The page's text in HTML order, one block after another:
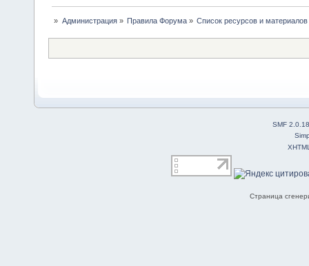
» Администрация» Правила Форума» Список ресурсов и
SMF 2.0.18
Страница